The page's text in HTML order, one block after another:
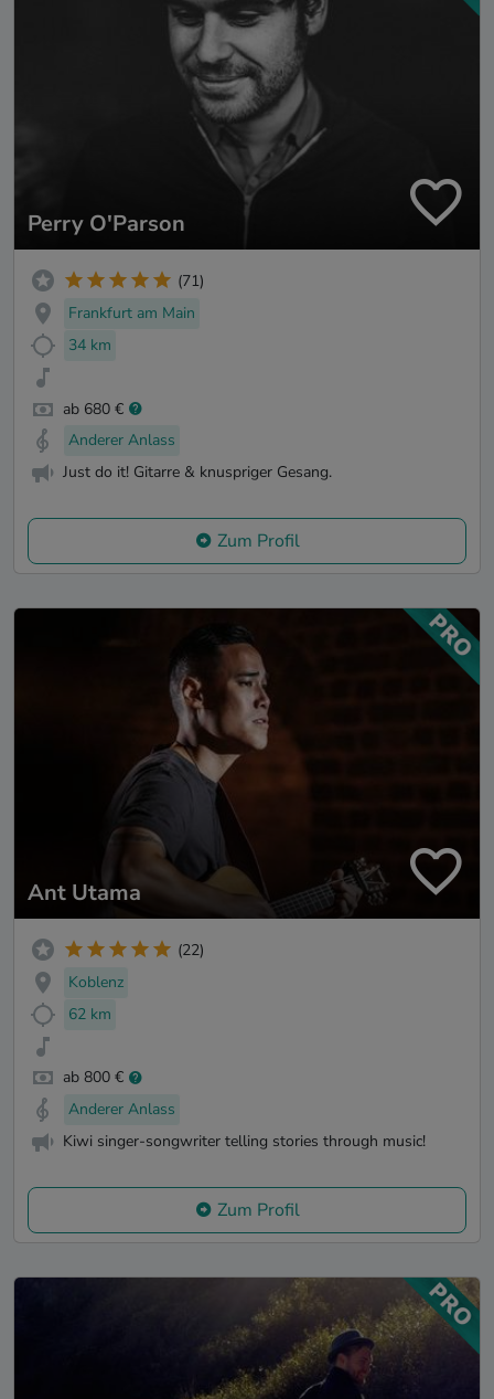
Perry O'Parson
(71)
Frankfurt am Main
34 km
ab 680 €
Anderer Anlass
Just do it! Gitarre & knuspriger Gesang.
Zum Profil
Ant Utama
(22)
Koblenz
62 km
ab 800 €
Anderer Anlass
Kiwi singer-songwriter telling stories through music!
Zum Profil